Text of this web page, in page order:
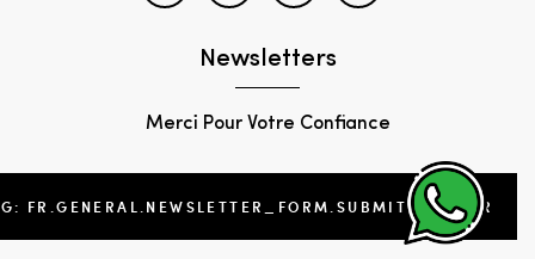
Newsletters
Merci Pour Votre Confiance
FR.GENERAL.NEWSLETTER_FORM.SUBMIT_FOOTER